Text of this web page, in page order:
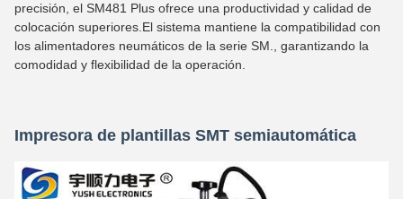
precisión, el SM481 Plus ofrece una productividad y calidad de
colocación superiores.El sistema mantiene la compatibilidad con
los alimentadores neumáticos de la serie SM., garantizando la
comodidad y flexibilidad de la operación.
Impresora de plantillas SMT semiautomática